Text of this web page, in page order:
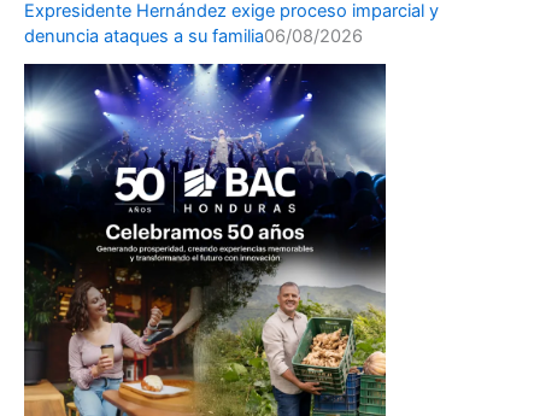
Expresidente Hernández exige proceso imparcial y
denuncia ataques a su familia06/08/2026